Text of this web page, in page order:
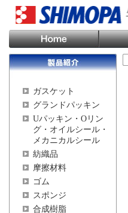
ガスケット
グランドパッキン
Uパッキン・Oリン
グ・オイルシール・
メカニカルシール
紡織品
摩擦材料
ゴム
スポンジ
合成樹脂